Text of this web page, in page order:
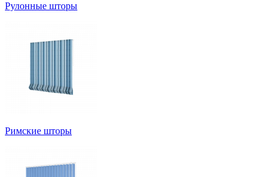
Рулонные шторы
Римские шторы